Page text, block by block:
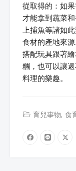
從取得的：如
才能拿到蔬菜
上捕魚等諸如
食材的產地來源
搭配玩具跟著
糰，也可以讓
料理的樂趣。
育兒事物 食